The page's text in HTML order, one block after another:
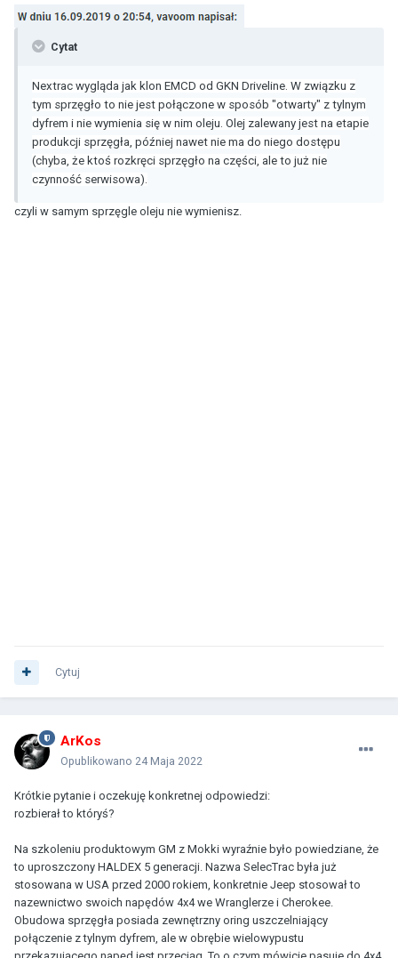
Cytat
Nextrac wygląda jak klon EMCD od GKN Driveline. W związku z
tym sprzęgło to nie jest połączone w sposób "otwarty" z tylnym
dyfrem i nie wymienia się w nim oleju. Olej zalewany jest na etapie
produkcji sprzęgła, później nawet nie ma do niego dostępu
(chyba, że ktoś rozkręci sprzęgło na części, ale to już nie
czynność serwisowa).
czyli w samym sprzęgle oleju nie wymienisz.
Cytuj
ArKos
Opublikowano 24 Maja 2022
Krótkie pytanie i oczekuję konkretnej odpowiedzi:
rozbierał to któryś?
Na szkoleniu produktowym GM z Mokki wyraźnie było powiedziane, że
to uproszczony HALDEX 5 generacji. Nazwa SelecTrac była już
stosowana w USA przed 2000 rokiem, konkretnie Jeep stosował to
nazewnictwo swoich napędów 4x4 we Wranglerze i Cherokee.
Obudowa sprzęgła posiada zewnętrzny oring uszczelniający
połączenie z tylnym dyfrem, ale w obrębie wielowypustu